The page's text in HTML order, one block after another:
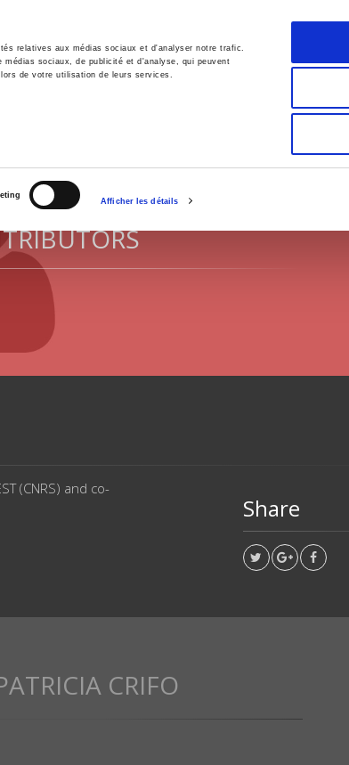
relatives aux médias sociaux et d'analyser notre trafic.
sociaux, de publicité et d'analyse, qui peuvent
de votre utilisation de leurs services.
Afficher les détails
English
International Politics
(CNRS) and co-
Share
CRIFO